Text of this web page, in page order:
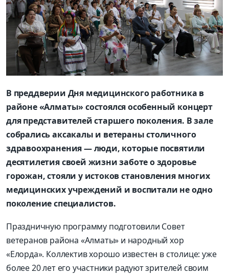
В преддверии Дня медицинского работника в
районе«Алматы» состоялся особенный концерт
для представителей старшего поколения. В зале
собралисьаксакалы и ветераны столичного
здравоохранения —люди, которые посвятили
десятилетия своей жизни заботе о здоровье
горожан, стояли у истоков становления многих
медицинских учреждений и воспитали не одно
поколение специалистов.
Праздничную программу подготовили Совет
ветеранов района «Алматы» и народный хор
«Елорда». Коллектив хорошо известен в столице: уже
более 20 лет его участники радуют зрителей своим